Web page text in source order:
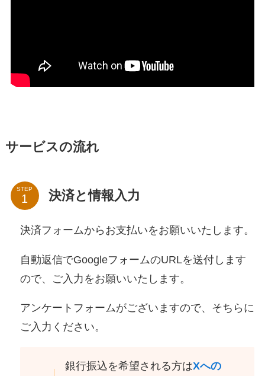
サービスの流れ
STEP 決済と情報入力
決済フォームからお支払いをお願いいたします。
自動返信でGoogleフォームのURLを送付します
ので、ご入力をお願いいたします。
アンケートフォームがございますので、そちらに
ご入力ください。
銀行振込を希望される方はXへの